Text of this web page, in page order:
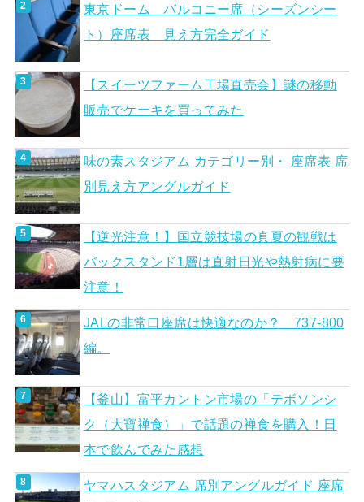
東京ドーム バルコニー席（シーズンシー
ト）座席表 見え方完全ガイド
【スイーツファーム工場直売会】謎の移動
販売でケーキを買ってみた
味の素スタジアム カテゴリー別・ 座席表 席
別見え方アングルガイド
【逆光注意！】国立競技場の真夏の観戦は
バックスタンド1層は直射日光や熱射病に要
注意！
JALの非常口座席は快適なのか？ 737-800
編。
【釜山】富平カントン市場の「テボソンシ
ク（大寶禅食）」で話題の禅食を購入！日
本で飲んでみた感想
ヤマハスタジアム 席別アングルガイド 座席